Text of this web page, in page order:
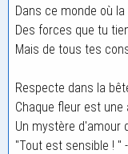
Dans ce monde où
Des forces que tu
Mais de tous tes
Respecte dans la
Chaque fleur est une
Un mystère d'amour
"Tout est sensible ! "